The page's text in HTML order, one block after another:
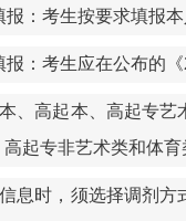
报：考生按要求填报
报：考生应在公布的《
、高起本、高起专
起专非艺术类和体
息时，须选择调剂